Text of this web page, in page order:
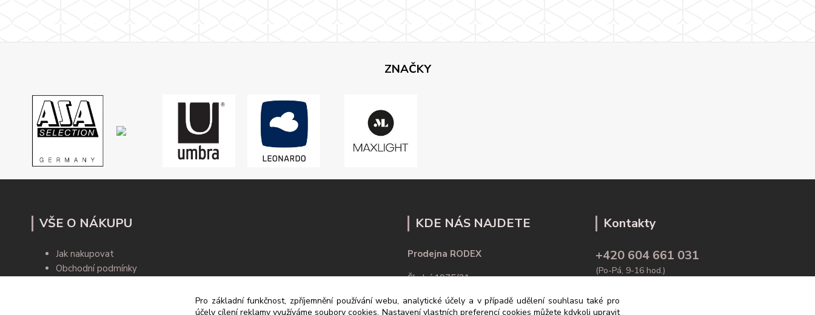
ZNAČKY
VŠE O NÁKUPU
Jak nakupovat
Obchodní podmínky
KDE NÁS NAJDETE
Prodejna RODEX
Školní 1975/21
430 01 Chomutov
Kontakty
+420 604 661 031
(Po-Pá, 9-16 hod.)
info@rodex.cz
Pro základní funkčnost, zpříjemnění používání webu, analytické účely a v případě udělení souhlasu také pro
účely cílení reklamy využíváme soubory cookies. Nastavení vlastních preferencí cookies můžete kdykoli upravit